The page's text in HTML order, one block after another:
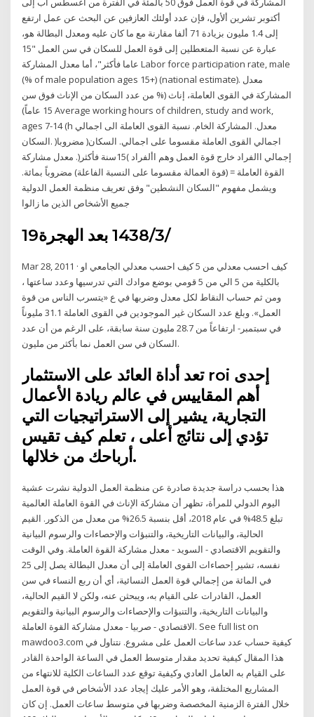
أكتوبر تشرين ألأول، فإن عدد أولئك العازفين عن البحث عن عمل ارتفع
إلى 1.4 مليون بزيادة 71 ألفا مقارنة مع ما كان عليه ومعدل البطالة هو،
عبارة عن نسبة المتعطلين إلى قوة العمل للسكان في سن العمل "15
عاما فأكثر"، أما معدل المشاركة Labor force participation rate, male
(% of male population ages 15+) (national estimate). معدل
المشاركة في القوى العاملة، إناث (% من عدد السكان من الإناث فوق سن
15 عاماً) Average working hours of children, study and work,
ages 7-14 (h معدل. المشاركة الخام. نسبة القوى العاملة الى اجمالي
السكان. )اجمالي القوى العاملة مقسوما على اجمالي. السكان( مضروبا
إجمالي االفراد خارج قوة العمل وهم األفراد )15سنة فأكثر(. معدل مشاركة
القوة العاملة = (قوة العمالة مقسوما على النسبة الفاعلة) مضروباً بمائة.
ويشمل مفهوم "السكان النشطين" وفق تعريف منظمة العمل الدولية
19‏‏/3‏‏/1438 بعد الهجرة
Mar 28, 2011 · كيف احسب معدلي من 5 كيف احسب معدلي الجامعي او
بالكلية من 5 الي من 5 قومي بوضع موادك التي تدرسيها وعدد ساعتها ،
ومن ثم حساب النقاط لكل معدل وضربها في ع «يتسرب الناس من قوة
العمل». وبلغ عدد السكان غير الموجودين في القوى العاملة 31.1 مليوناً
في سبتمبر- ارتفاعاً من 28.7 مليون سنة سابقة، على الرغم من أن عدد
السكان في سن العمل نما بأكثر من مليون.
تعد أداة العائد على الاستثمار roi إحدى
أهم المقاييس في عالم ريادة الأعمال
التجارية، يشير إلى الاستراتيجيات التي
تؤدي إلى نتائج أعلى ، تعلم كيف تقيس
أرباحك من خلالها.
هذا بحسب دراسة جديدة صادرة عن منظمة العمل الدولية نشرت عشية
اليوم الدولي للمرأة، تظهر أن مشاركة الإناث في القوة العاملة العالمية
تبلغ 48.5% في عام 2018، أقل بنسبة 26.5% من معدل من الذكور. القيم
الحالية، والبيانات التاريخية، والتنبؤات والإحصاءات والرسوم البيانية
والتقويم الاقتصادي - السويد - معدل مشاركة القوة العاملة. وفي الوقت
نفسه، تشير إحصاءات القوى العاملة إلى أن معدل البطالة يصل إلى 25
في المائة من إجمالي قوة العمل النسائية، أي أن ربع النساء في سن
العمل، القادرات على القيام به، ويبحثن عنه، ولكن لا القيم الحالية،
والبيانات التاريخية، والتنبؤات والإحصاءات والرسوم البيانية والتقويم
الاقتصادي - صربيا - معدل مشاركة القوة العاملة. See full list on
mawdoo3.com كيفية حساب عدد ساعات العمل على مشروع. نتناول في
هذا المقال كيفية تحديد مقدار متوسط العمل في الساعة الواحدة القادر
على القيام به العامل العادي وكيفية توقع عدد الساعات الكلية للانتهاء من
المشاريع المختلفة، وهو الأمر عليك إيجاد عدد الأشخاص في قوة العمل
خلال الفترة الزمنية المخصصة وضربها في متوسط ساعات العمل. إن كان